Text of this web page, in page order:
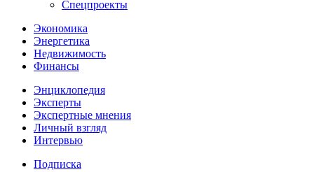
Спецпроекты
Экономика
Энергетика
Недвижимость
Финансы
Энциклопедия
Эксперты
Экспертные мнения
Личный взгляд
Интервью
Подписка